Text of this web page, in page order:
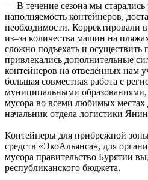
— В течение сезона мы старались
наполняемость контейнеров,
необходимости. Корректировали
из–за количества машин на
сложно подъехать и осуществить
привлекались дополнительные
контейнеров на отведённых нам
большая совместная работа с
муниципальными образованиями,
мусора во всеми любимых местах
начальник отдела логистики
Контейнеры для прибрежной
средств «ЭкоАльянса», для
мусора правительство Бурятии
республиканского бюджета.